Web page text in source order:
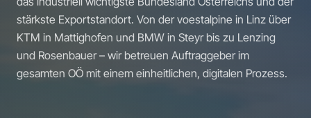
stärkste Exportstandort. Von der voestalpine in Linz über
KTM in Mattighofen und BMW in Steyr bis zu Lenzing
und Rosenbauer – wir betreuen Auftraggeber im
gesamten OÖ mit einem einheitlichen, digitalen Prozess.